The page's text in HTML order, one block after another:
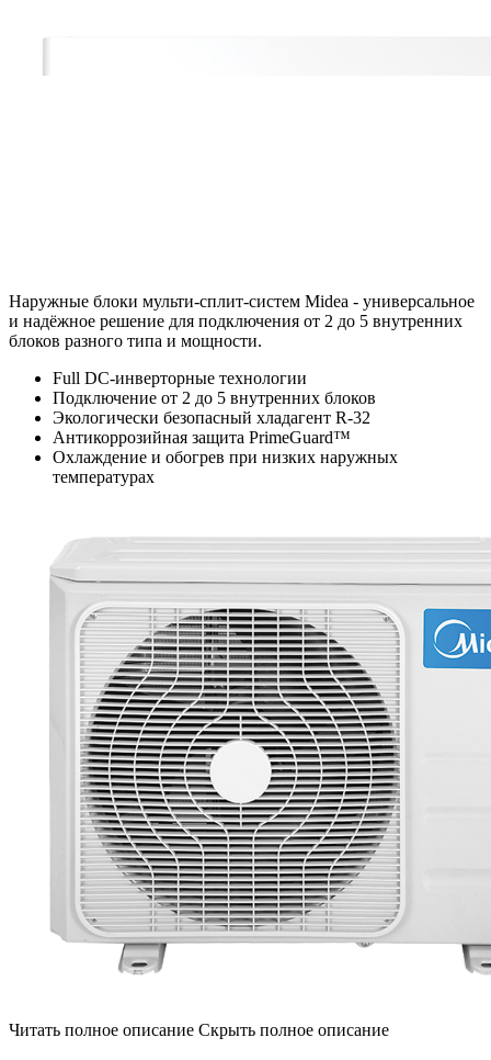
Наружные блоки мульти-сплит-систем Midea - универсальное
и надёжное решение для подключения от 2 до 5 внутренних
блоков разного типа и мощности.
Full DC-инверторные технологии
Подключение от 2 до 5 внутренних блоков
Экологически безопасный хладагент R-32
Антикоррозийная защита PrimeGuard™
Охлаждение и обогрев при низких наружных
температурах
Читать полное описание Скрыть полное описание